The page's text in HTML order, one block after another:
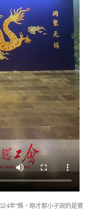
年“媽，剛才那小子說的是實